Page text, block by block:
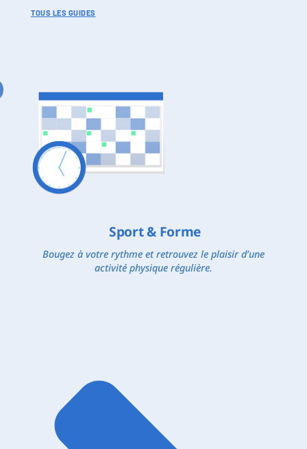
TOUS LES GUIDES
Sport & Forme
Bougez à votre rythme et retrouvez le plaisir d’une
activité physique régulière.